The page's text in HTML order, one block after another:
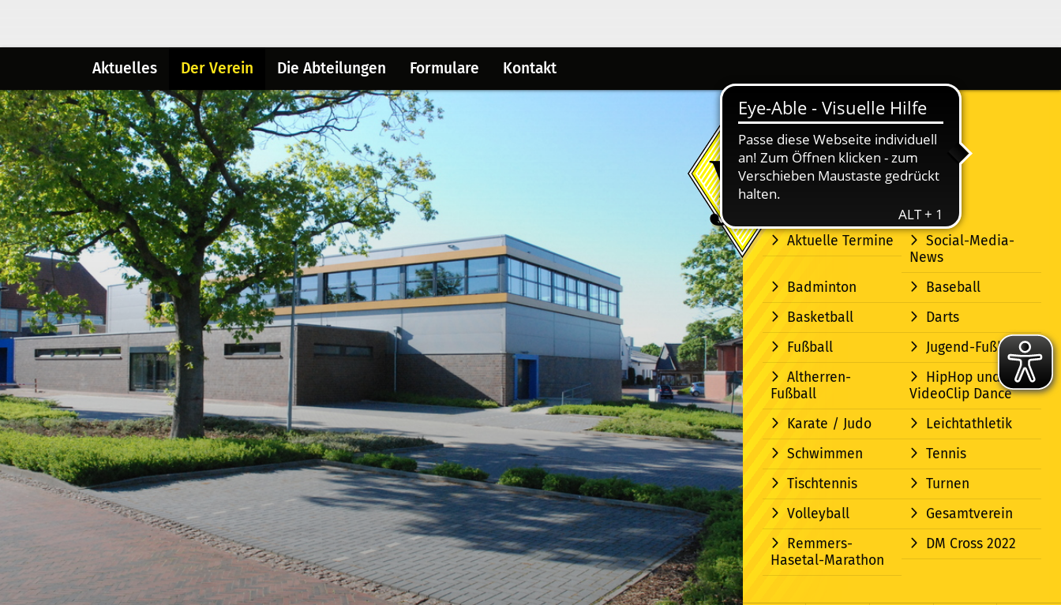
Aktuelles Der Verein Die Abteilungen Formulare Kontakt
Aktuelle Termine
Social-Media-
News
Badminton
Baseball
Basketball
Darts
Fußball
Jugend-Fußball
Altherren-
Fußball
HipHop und
VideoClip Dance
Karate / Judo
Leichtathletik
Schwimmen
Tennis
Tischtennis
Turnen
Volleyball
Gesamtverein
Remmers-
Hasetal-Marathon
DM Cross 2022